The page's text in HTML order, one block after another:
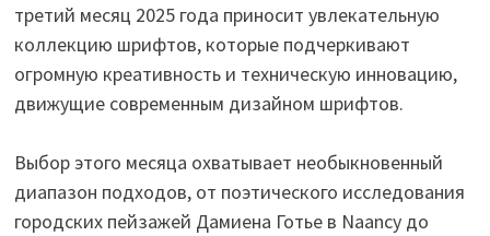
третий месяц 2025 года приносит увлекательную
коллекцию шрифтов, которые подчеркивают
огромную креативность и техническую инновацию,
движущие современным дизайном шрифтов.
Выбор этого месяца охватывает необыкновенный
диапазон подходов, от поэтического исследования
городских пейзажей Дамиена Готье в Naancy до